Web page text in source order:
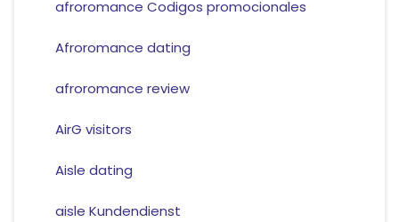
afroromance Codigos promocionales
Afroromance dating
afroromance review
AirG visitors
Aisle dating
aisle Kundendienst